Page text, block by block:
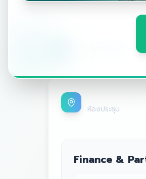
ห้องประชุม
Finance &